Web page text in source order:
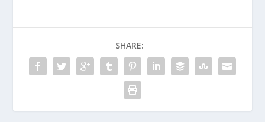
SHARE: